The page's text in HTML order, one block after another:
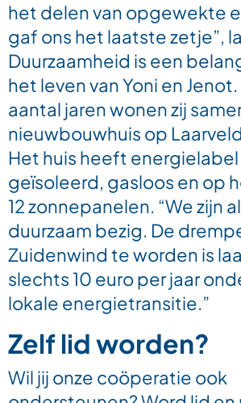
het delen van opgewekte
gaf ons het laatste zetje”,
Duurzaamheid is een
het leven van Yoni en
aantal jaren wonen zij
nieuwbouwhuis op
Het huis heeft energielabel
geïsoleerd, gasloos en op
12 zonnepanelen. “We zijn
duurzaam bezig. De
Zuidenwind te worden is
slechts 10 euro per jaar
lokale energietransitie.”
Zelf lid worden?
Wil jij onze coöperatie ook